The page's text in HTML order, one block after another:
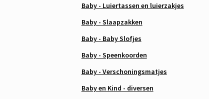
Baby - Luiertassen en luierzakjes
Baby - Slaapzakken
Baby - Baby Slofjes
Baby - Speenkoorden
Baby - Verschoningsmatjes
Baby en Kind - diversen